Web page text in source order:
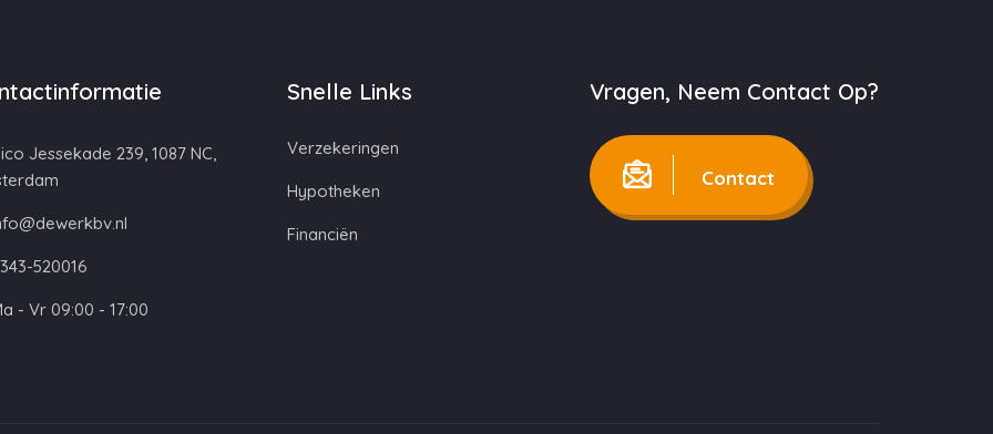
Jessekade 239, 1087 NC,
520016
- Vr 09:00 - 17:00
Snelle Links
Verzekeringen
Hypotheken
Financiën
Vragen, Neem Contact Op?
Contact